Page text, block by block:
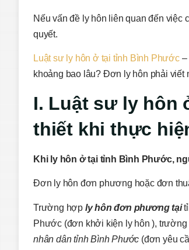
Nếu vấn đề ly hôn liên quan đến việc
quyết.
Luật sư ly hôn ở tại tỉnh Bình Phước–
khoảng bao lâu? Đơn ly hôn phải
I. Luật sư ly hôn
thiết khi thực
Khi ly hôn ở tại tỉnh Bình Phước,
Đơn ly hôn đơn phương hoặc đơn
Trường hợp ly hôn đơn phương tại
Phước (đơn khởi kiện ly hôn ),
nhân dântỉnh Bình Phước (đơn yêu